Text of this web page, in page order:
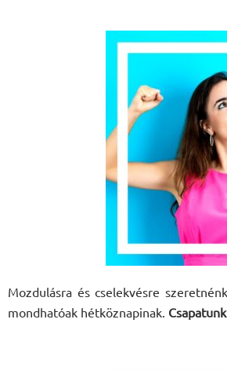
Mozdulásra és cselekvésre
mondhatóak hétköznapinak.